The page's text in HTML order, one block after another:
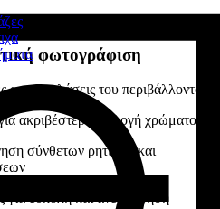
φωτογράφιση
αντανακλάσεις του περιβάλλοντος
ακριβέστερη επιλογή χρώματος
σύνθετων ρητινών και
για εύκολη και άνετη χρήση